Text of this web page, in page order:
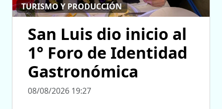
TURISMO Y PRODUCCIÓN
San Luis dio inicio al
1° Foro de Identidad
Gastronómica
08/08/2026 19:27